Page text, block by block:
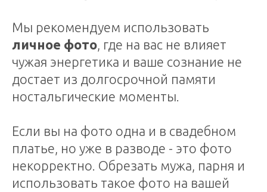
Мы рекомендуем использовать
личное фото, где на вас не влияет
чужая энергетика и ваше сознание не
достает из долгосрочной памяти
ностальгические моменты.
Если вы на фото одна и в свадебном
платье, но уже в разводе - это фото
некорректно. Обрезать мужа, парня и
использовать такое фото на вашей